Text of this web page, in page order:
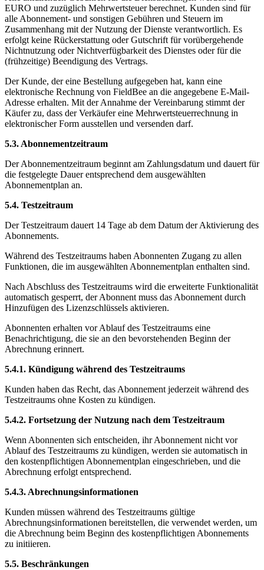
EURO und zuzüglich Mehrwertsteuer berechnet. Kunden sind für
alle Abonnement- und sonstigen Gebühren und Steuern im
Zusammenhang mit der Nutzung der Dienste verantwortlich. Es
erfolgt keine Rückerstattung oder Gutschrift für vorübergehende
Nichtnutzung oder Nichtverfügbarkeit des Dienstes oder für die
(frühzeitige) Beendigung des Vertrags.
Der Kunde, der eine Bestellung aufgegeben hat, kann eine
elektronische Rechnung von FieldBee an die angegebene E-Mail-
Adresse erhalten. Mit der Annahme der Vereinbarung stimmt der
Käufer zu, dass der Verkäufer eine Mehrwertsteuerrechnung in
elektronischer Form ausstellen und versenden darf.
5.3. Abonnementzeitraum
Der Abonnementzeitraum beginnt am Zahlungsdatum und dauert für
die festgelegte Dauer entsprechend dem ausgewählten
Abonnementplan an.
5.4. Testzeitraum
Der Testzeitraum dauert 14 Tage ab dem Datum der Aktivierung des
Abonnements.
Während des Testzeitraums haben Abonnenten Zugang zu allen
Funktionen, die im ausgewählten Abonnementplan enthalten sind.
Nach Abschluss des Testzeitraums wird die erweiterte Funktionalität
automatisch gesperrt, der Abonnent muss das Abonnement durch
Hinzufügen des Lizenzschlüssels aktivieren.
Abonnenten erhalten vor Ablauf des Testzeitraums eine
Benachrichtigung, die sie an den bevorstehenden Beginn der
Abrechnung erinnert.
5.4.1. Kündigung während des Testzeitraums
Kunden haben das Recht, das Abonnement jederzeit während des
Testzeitraums ohne Kosten zu kündigen.
5.4.2. Fortsetzung der Nutzung nach dem Testzeitraum
Wenn Abonnenten sich entscheiden, ihr Abonnement nicht vor
Ablauf des Testzeitraums zu kündigen, werden sie automatisch in
den kostenpflichtigen Abonnementplan eingeschrieben, und die
Abrechnung erfolgt entsprechend.
5.4.3. Abrechnungsinformationen
Kunden müssen während des Testzeitraums gültige
Abrechnungsinformationen bereitstellen, die verwendet werden, um
die Abrechnung beim Beginn des kostenpflichtigen Abonnements
zu initiieren.
5.5. Beschränkungen